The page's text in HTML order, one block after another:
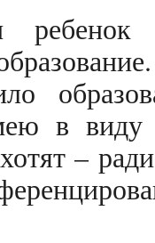
ребенок
в виду
–